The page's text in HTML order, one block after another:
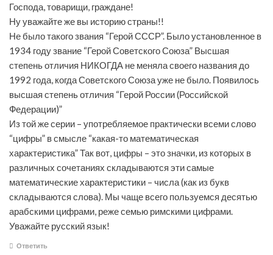
Господа, товарищи, граждане!
Ну уважайте же вы историю страны!!
Не было такого звания “Герой СССР”. Было установленное в
1934 году звание “Герой Советского Союза” Высшая
степень отличия НИКОГДА не меняла своего названия до
1992 года, когда Советского Союза уже не было. Появилось
высшая степень отличия “Герой России (Российской
Федерации)”
Из той же серии – употребляемое практически всеми слово
“цифры” в смысле “какая-то математическая
характеристика” Так вот, цифры – это значки, из которых в
различных сочетаниях складываются эти самые
математические характеристики – числа (как из букв
складываются слова). Мы чаще всего пользуемся десятью
арабскими цифрами, реже семью римскими цифрами.
Уважайте русский язык!
Ответить